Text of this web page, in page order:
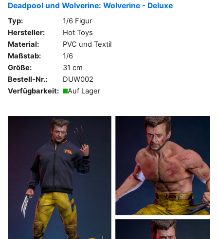
Deadpool und Wolverine: Wolverine - Deluxe
Typ:
1/6 Figur
Hersteller:
Hot Toys
Material:
PVC und Textil
Maßstab:
1/6
Größe:
31 cm
Bestell-Nr.:
DUW002
Verfügbarkeit:
Auf Lager